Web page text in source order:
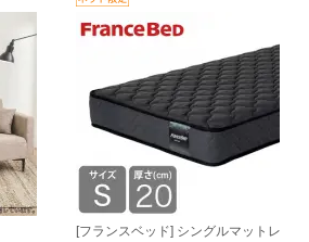
[フランスベッド] シングルマットレ